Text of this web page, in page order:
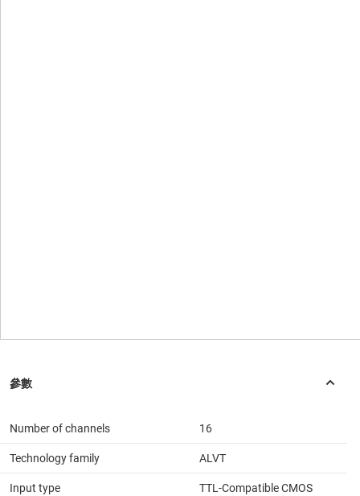
Number of channels 16
Technology family ALVT
Input type TTL-Compatible CMOS